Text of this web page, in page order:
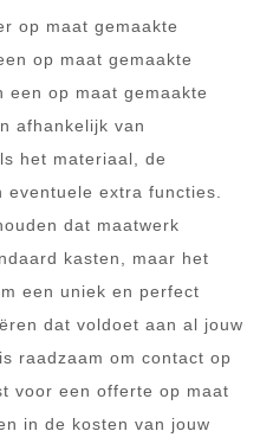
op maat gemaakte
op maat gemaakte
een op maat gemaakte
afhankelijk van
het materiaal, de
extra functies.
dat maatwerk
kasten, maar het
een uniek en perfect
dat voldoet aan al jouw
raadzaam om contact op
voor een offerte op maat
in de kosten van jouw